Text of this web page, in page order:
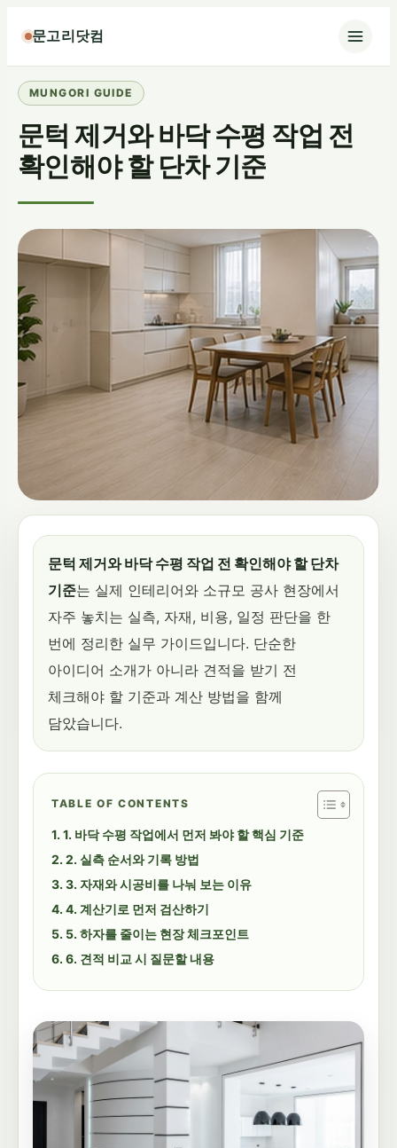
츠
로
로
가
문고리닷컴
문턱 제거와 바닥 수평 작업 전
확인해야 할 단차 기준
문턱 제거와 바닥 수평 작업 전 확인해야 할 단차
기준는 실제 인테리어와 소규모 공사 현장에서
자주 놓치는 실측, 자재, 비용, 일정 판단을 한
번에 정리한 실무 가이드입니다. 단순한
아이디어 소개가 아니라 견적을 받기 전
체크해야 할 기준과 계산 방법을 함께
담았습니다.
TABLE OF CONTENTS
1. 바닥 수평 작업에서 먼저 봐야 할 핵심 기준
2. 실측 순서와 기록 방법
3. 자재와 시공비를 나눠 보는 이유
4. 계산기로 먼저 검산하기
5. 하자를 줄이는 현장 체크포인트
6. 견적 비교 시 질문할 내용